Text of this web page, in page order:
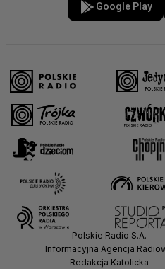
Google Play
Polskie Radio S.A.
Informacyjna Agencja
Redakcja Katolicka